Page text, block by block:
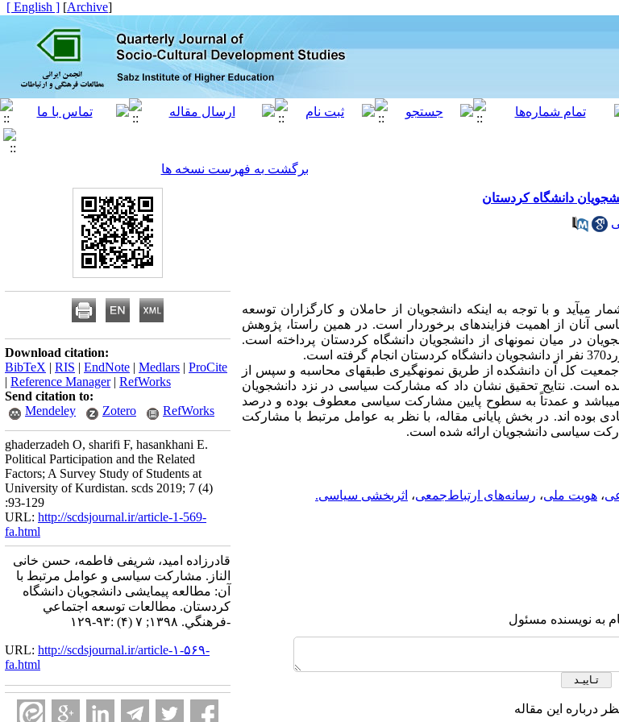
[
Archive
]
[ English ]
برگشت به فهرست نسخه ها
دانشگاه کردستان
و با توجه به این­که دانشجویان از حاملان و کارگزاران توسعه
آنان از اهمیت فزاینده­ای برخوردار است. در همین راستا، پژوهش
در میان نمونه­ای از دانشجویان دانشگاه کردستان پرداخته است.
کل آن دانشکده از طریق نمونه­گیری طبقه­ای محاسبه و سپس از
است. نتایج تحقیق نشان داد که مشارکت سیاسی در نزد دانشجویان
و عمدتاً به سطوح پایین مشارکت سیاسی معطوف بوده و درصد
بوده­ اند. در بخش پایانی مقاله، با نظر به عوامل مرتبط با مشارکت
سیاسی دانشجویان ارائه شده است.
، هویت ملی، رسانه‌های ارتباط‌جمعی، اثربخشی سیاسی.
به نویسنده مسئول
درباره این مقاله
Download citation:
BibTeX | RIS | EndNote | Medlars | ProCite
| Reference Manager| RefWorks
Send citation to:
Mendeley
Zotero RefWorks
ghaderzadeh O, sharifi F, hasankhani E.
Political Participation and the Related
Factors; A Survey Study of Students at
University of Kurdistan. scds 2019; 7 (4)
:93-129
URL: http://scdsjournal.ir/article-1-569-
fa.html
قادرزاده امید، شریفی فاطمه، حسن خانی
الناز. مشارکت سیاسی و عوامل مرتبط با
آن: مطالعه پیمایشی دانشجویان دانشگاه
کردستان. مطالعات توسعه اجتماعي
-فرهنگي. ۱۳۹۸; ۷ (۴) :۹۳-۱۲۹
URL: http://scdsjournal.ir/article-۱-۵۶۹-
fa.html